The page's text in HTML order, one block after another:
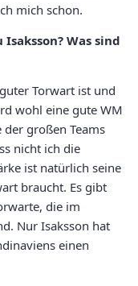
mich schon.
Was sind
Torwart ist und
wohl eine gute WM
großen Teams
nicht ich die
ist natürlich seine
braucht. Es gibt
die im
Nur Isaksson hat
einen